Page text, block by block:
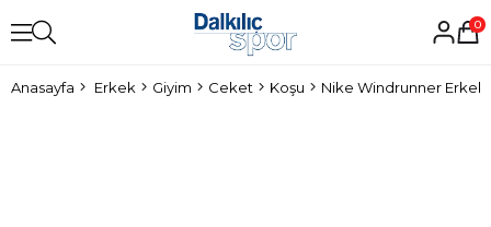
0
Anasayfa Erkek Giyim Ceket Koşu Nike Windrunner